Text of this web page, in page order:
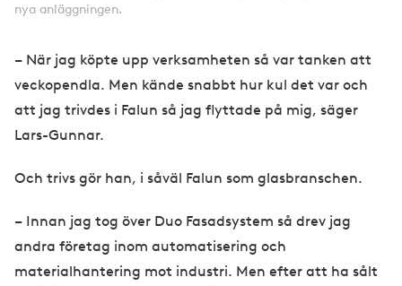
nya anläggningen.
– När jag köpte upp verksamheten så var tanken att
veckopendla. Men kände snabbt hur kul det var och
att jag trivdes i Falun så jag flyttade på mig, säger
Lars-Gunnar.
Och trivs gör han, i såväl Falun som glasbranschen.
– Innan jag tog över Duo Fasadsystem så drev jag
andra företag inom automatisering och
materialhantering mot industri. Men efter att ha sålt